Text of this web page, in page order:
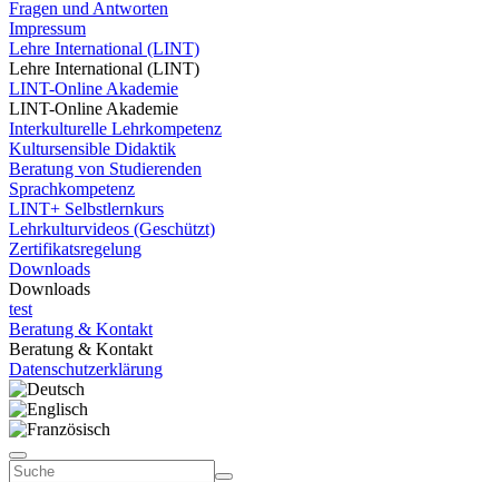
Fragen und Antworten
Impressum
Lehre International (LINT)
Lehre International (LINT)
LINT-Online Akademie
LINT-Online Akademie
Interkulturelle Lehrkompetenz
Kultursensible Didaktik
Beratung von Studierenden
Sprachkompetenz
LINT+ Selbstlernkurs
Lehrkulturvideos (Geschützt)
Zertifikatsregelung
Downloads
Downloads
test
Beratung & Kontakt
Beratung & Kontakt
Datenschutzerklärung